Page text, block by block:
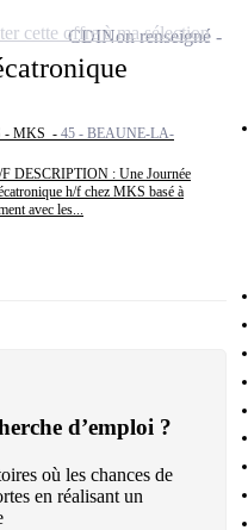
- MKS - 45 - BEAUNE-LA-
DESCRIPTION : Une Journée
h/f chez MKS basé à
avec les...
CDINon renseigné
cette offre à ma sélection
d’emploi ?
où les chances de
en réalisant un